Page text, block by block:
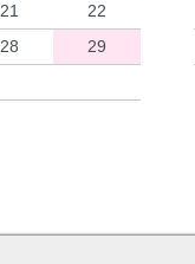
21
22
28
29